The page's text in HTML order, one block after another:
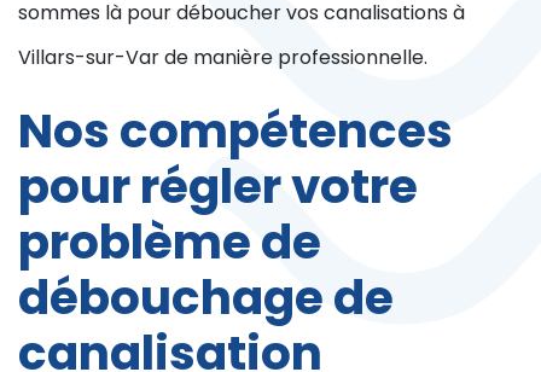
sommes là pour déboucher vos canalisations à
Villars-sur-Var de manière professionnelle.
Nos compétences
pour régler votre
problème de
débouchage de
canalisation